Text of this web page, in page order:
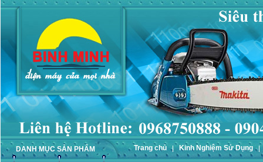
DANH MỤC SẢN PHẨM Trang chủ Kinh Nghiệm Sử Dụng